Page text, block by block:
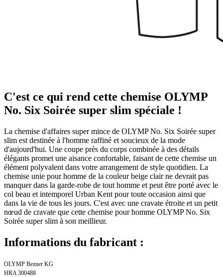
C'est ce qui rend cette chemise OLYMP
No. Six Soirée super slim spéciale !
La chemise d'affaires super mince de OLYMP No. Six Soirée super
slim est destinée à l'homme raffiné et soucieux de la mode
d'aujourd'hui. Une coupe près du corps combinée à des détails
élégants promet une aisance confortable, faisant de cette chemise un
élément polyvalent dans votre arrangement de style quotidien. La
chemise unie pour homme de la couleur beige clair ne devrait pas
manquer dans la garde-robe de tout homme et peut être porté avec le
col beau et intemporel Urban Kent pour toute occasion ainsi que
dans la vie de tous les jours. C'est avec une cravate étroite et un petit
nœud de cravate que cette chemise pour homme OLYMP No. Six
Soirée super slim à son meillieur.
Informations du fabricant :
OLYMP Bezner KG
HRA 300488